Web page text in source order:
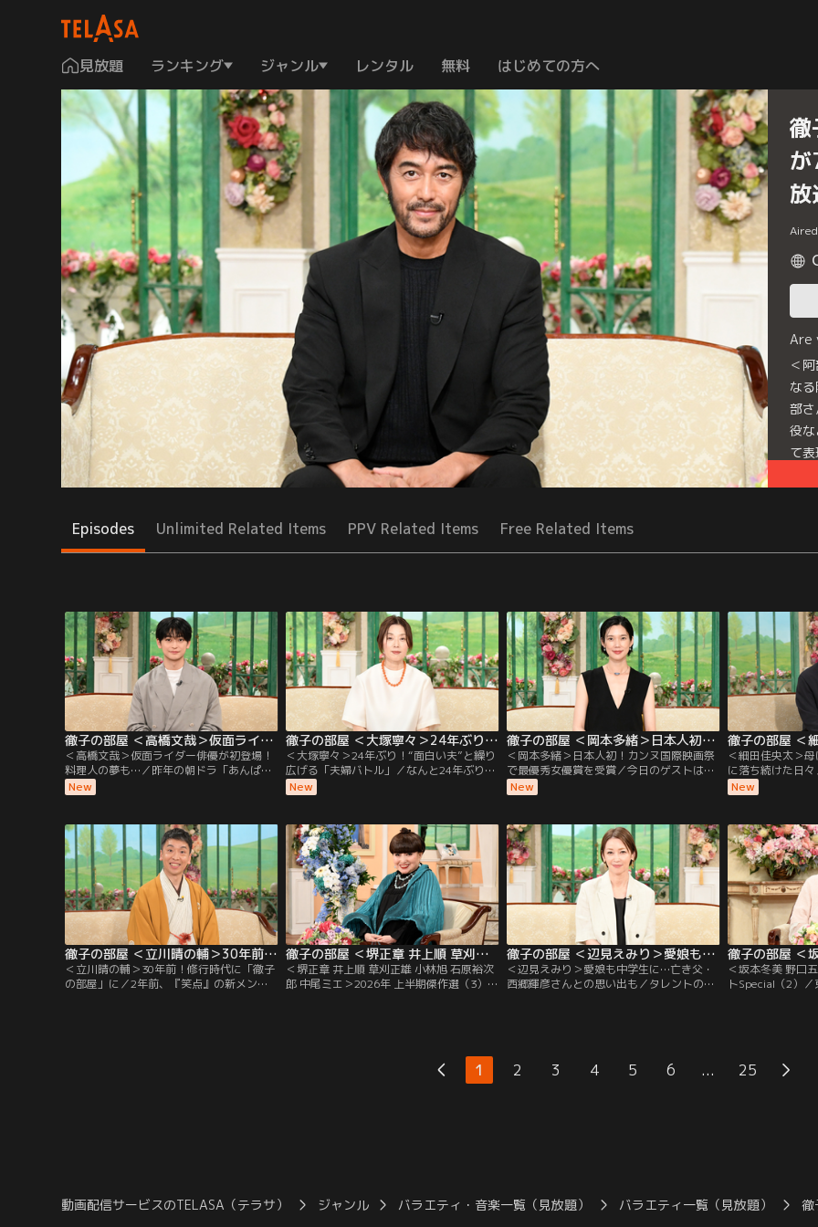
見放題 ランキング ジャンル レンタル 無料 はじめての方へ
徹
Are
＜
な
部
役
て
Episodes Unlimited Related Items PPV Related Items Free Related Items
徹子の部屋 ＜高橋文哉＞仮面ライダー俳優が初登場！料理人の夢も…（2026/08/06放送分）
＜高橋文哉＞仮面ライダー俳優が初登場！
料理人の夢も…／昨年の朝ドラ「あんぱ
ん」に出演し話題になった若手実力派俳優
の高橋文哉さんが初登場。2019年「仮面ラ
に抜擢されて俳優デビューし、子どもたち
から大人気に！特別に変身ポーズを披露し
てもらう一幕も！朝ドラ出演の反響や、撮
影での苦労についても伺う。
New
徹子の部屋 ＜大塚寧々＞24年ぶり！“面白い夫”と繰り広げる「夫婦バトル」（2026/08/05放送分）
＜大塚寧々＞24年ぶり！“面白い夫”と繰り
広げる「夫婦バトル」／なんと24年ぶりの
出演！透明感のある独特の魅力で、ドラマ
や映画で活躍を続ける大塚寧々さん。実は
慢の後輩！現在58歳になる大塚さんの初出
演は28年前、人生で最大に“太っていた”と
いう理由が…！？2002年に結婚した夫は、
俳優の田辺誠一さん。
New
徹子の部屋 ＜岡本多緒＞日本人初！カンヌ国際映画祭で最優秀女優賞を受賞（2026/08/04放送分）
＜岡本多緒＞日本人初！カンヌ国際映画祭
で最優秀女優賞を受賞／今日のゲストは、
モデル・俳優として世界で活躍する岡本多
緒さん。映画『急に具合が悪くなる』で、
女優賞を受賞する快挙を成し遂げた。パ
リ、ニューヨーク、ミラノ、ロンドンの世
界4大コレクションで活躍するトップモデ
ルだが…。
New
＜細田佳央太＞
に落ち続けた日
ど話題作に次々
手実力派俳優の
「どうする家康
細田さんだが、
中に入りたい」
う。
New
徹子の部屋 ＜立川晴の輔＞30年前！修行時代に「徹子の部屋」に（2026/07/30放送分）
＜立川晴の輔＞30年前！修行時代に「徹子
の部屋」に／2年前、『笑点』の新メンバ
徹子の部屋 ＜堺正章 井上順 草刈正雄 小林旭 石原裕次郎 中尾ミエ＞2026年 上半期傑作選（3）（2026/07/29放送分）
＜堺正章 井上順 草刈正雄 小林旭 石原裕次
郎 中尾ミエ＞2026年 上半期傑作選（3）／
面では…！？草刈正雄さんは、顔も知らな
かったアメリカ人のお父様の消息を求めて
徹子の部屋 ＜辺見えみり＞愛娘も中学生に…亡き父・西郷輝彦さんとの思い出も（2026/07/28放送分）
＜辺見えみり＞愛娘も中学生に…亡き父・
西郷輝彦さんとの思い出も／タレントの辺
らしい。 一方、えみりさんが4歳の時に両
＜坂本冬美 野口
トSpecial（2）
郎さんはアカペ
1 2 3 4 5 6 ... 25
動画配信サービスのTELASA（テラサ） ジャンル バラエティ・音楽一覧（見放題） バラエティ一覧（見放題） 徹